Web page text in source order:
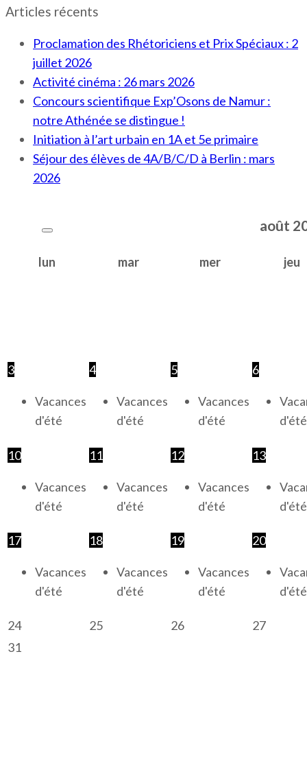
Articles récents
Proclamation des Rhétoriciens et Prix Spéciaux : 2
juillet 2026
Activité cinéma : 26 mars 2026
Concours scientifique Exp’Osons de Namur :
notre Athénée se distingue !
Initiation à l’art urbain en 1A et 5e primaire
Séjour des élèves de 4A/B/C/D à Berlin : mars
2026
août
lun mar mer jeu
3
Vacances
d'été
4
Vacances
d'été
5
Vacances
d'été
6
d'été
10
Vacances
d'été
11
Vacances
d'été
12
Vacances
d'été
13
d'été
17
Vacances
d'été
18
Vacances
d'été
19
Vacances
d'été
20
d'été
24 25 26
27
31